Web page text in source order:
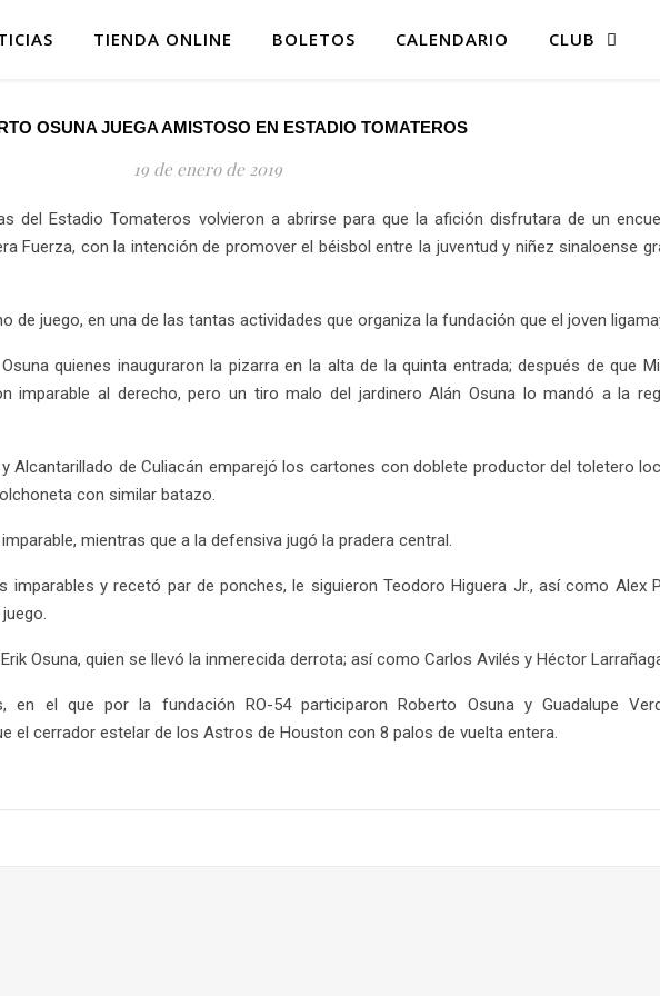
TIENDA ONLINE BOLETOS CALENDARIO CLUB
OSUNA JUEGA AMISTOSO EN ESTADIO TOMATEROS
19 de enero de 2019
del Estadio Tomateros volvieron a abrirse para que la afición disfrutara de un
Fuerza, con la intención de promover el béisbol entre la juventud y niñez sinaloense
juego, en una de las tantas actividades que organiza la fundación que el joven
quienes inauguraron la pizarra en la alta de la quinta entrada; después de que
imparable al derecho, pero un tiro malo del jardinero Alán Osuna lo mandó a la
Alcantarillado de Culiacán emparejó los cartones con doblete productor del toletero
con similar batazo.
mientras que a la defensiva jugó la pradera central.
y recetó par de ponches, le siguieron Teodoro Higuera Jr., así como Alex
Osuna, quien se llevó la inmerecida derrota; así como Carlos Avilés y Héctor
en el que por la fundación RO-54 participaron Roberto Osuna y Guadalupe
el cerrador estelar de los Astros de Houston con 8 palos de vuelta entera.